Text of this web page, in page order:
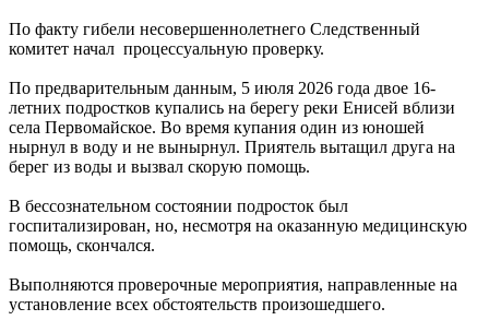
По факту гибели несовершеннолетнего Следственный
комитет начал процессуальную проверку.
По предварительным данным, 5 июля 2026 года двое 16-
летних подростков купались на берегу реки Енисей вблизи
села Первомайское. Во время купания один из юношей
нырнул в воду и не вынырнул. Приятель вытащил друга на
берег из воды и вызвал скорую помощь.
В бессознательном состоянии подросток был
госпитализирован, но, несмотря на оказанную медицинскую
помощь, скончался.
Выполняются проверочные мероприятия, направленные на
установление всех обстоятельств произошедшего.